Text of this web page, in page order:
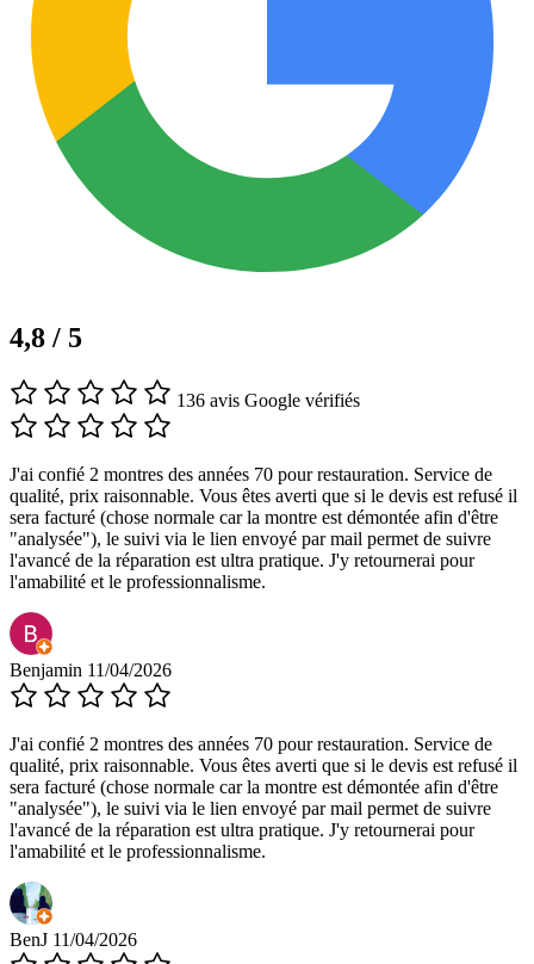
4,8 / 5
136 avis Google vérifiés
J'ai confié 2 montres des années 70 pour restauration. Service de
qualité, prix raisonnable. Vous êtes averti que si le devis est refusé il
sera facturé (chose normale car la montre est démontée afin d'être
"analysée"), le suivi via le lien envoyé par mail permet de suivre
l'avancé de la réparation est ultra pratique. J'y retournerai pour
l'amabilité et le professionnalisme.
Benjamin 11/04/2026
J'ai confié 2 montres des années 70 pour restauration. Service de
qualité, prix raisonnable. Vous êtes averti que si le devis est refusé il
sera facturé (chose normale car la montre est démontée afin d'être
"analysée"), le suivi via le lien envoyé par mail permet de suivre
l'avancé de la réparation est ultra pratique. J'y retournerai pour
l'amabilité et le professionnalisme.
BenJ 11/04/2026